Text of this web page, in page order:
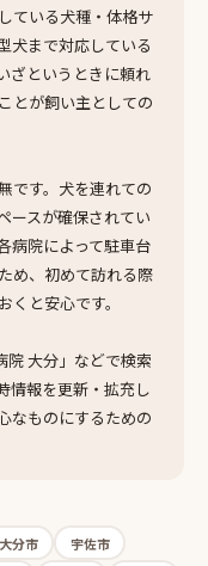
ている犬種・体格サ
犬まで対応している
ざというときに頼れ
とが飼い主としての
です。犬を連れての
ースが確保されてい
病院によって駐車台
め、初めて訪れる際
と安心です。
院 大分」などで検索
情報を更新・拡充し
なものにするための
大分市
宇佐市